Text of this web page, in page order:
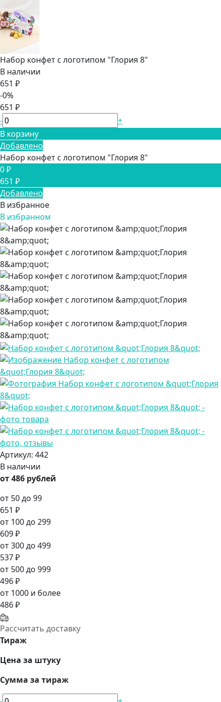
Набор конфет с логотипом "Глория 8"
В наличии
651 ₽
-0%
651 ₽
-
+
В корзину
Добавлено
Набор конфет с логотипом "Глория 8"
0 ₽
651 ₽
Добавлено
В избранное
В избранном
Артикул: 442
В наличии
от 486 рублей
от 50 до 99
651 ₽
от 100 до 299
609 ₽
от 300 до 499
537 ₽
от 500 до 999
496 ₽
от 1000 и более
486 ₽
Рассчитать доставку
Тираж
Цена за штуку
Сумма за тираж